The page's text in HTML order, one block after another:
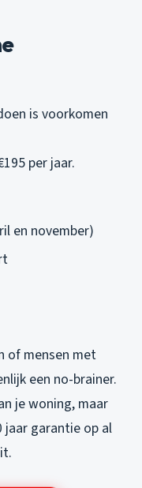
is voorkomen
per jaar.
en november)
of mensen met
een no-brainer.
je woning, maar
jaar garantie op al